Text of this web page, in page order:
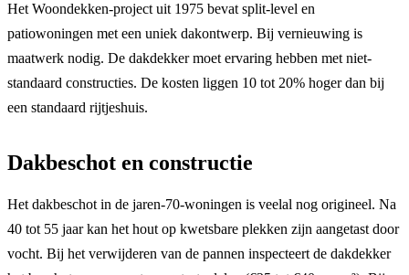
Het Woondekken-project uit 1975 bevat split-level en
patiowoningen met een uniek dakontwerp. Bij vernieuwing is
maatwerk nodig. De dakdekker moet ervaring hebben met niet-
standaard constructies. De kosten liggen 10 tot 20% hoger dan bij
een standaard rijtjeshuis.
Dakbeschot en constructie
Het dakbeschot in de jaren-70-woningen is veelal nog origineel. Na
40 tot 55 jaar kan het hout op kwetsbare plekken zijn aangetast door
vocht. Bij het verwijderen van de pannen inspecteert de dakdekker